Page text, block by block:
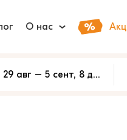
О нас